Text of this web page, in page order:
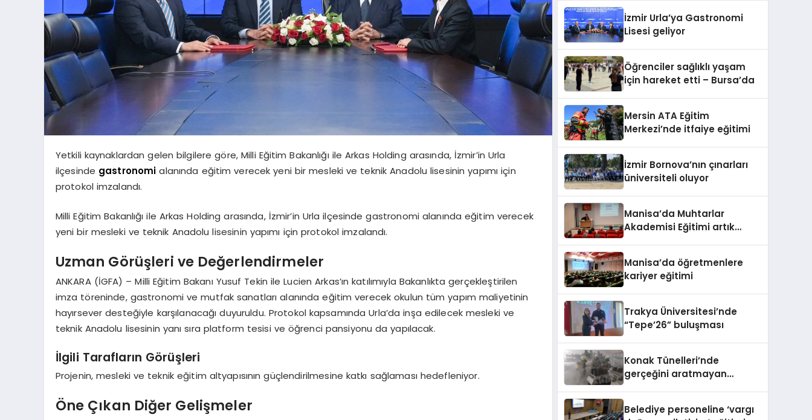
Yetkili kaynaklardan gelen bilgilere göre, Milli Eğitim Bakanlığı ile Arkas Holding arasında, İzmir’in Urla
ilçesinde gastronomi alanında eğitim verecek yeni bir mesleki ve teknik Anadolu lisesinin yapımı için
protokol imzalandı.
Milli Eğitim Bakanlığı ile Arkas Holding arasında, İzmir’in Urla ilçesinde gastronomi alanında eğitim verecek
yeni bir mesleki ve teknik Anadolu lisesinin yapımı için protokol imzalandı.
Uzman Görüşleri ve Değerlendirmeler
ANKARA (İGFA) – Milli Eğitim Bakanı Yusuf Tekin ile Lucien Arkas’ın katılımıyla Bakanlıkta gerçekleştirilen
imza töreninde, gastronomi ve mutfak sanatları alanında eğitim verecek okulun tüm yapım maliyetinin
hayırsever desteğiyle karşılanacağı duyuruldu. Protokol kapsamında Urla’da inşa edilecek mesleki ve
teknik Anadolu lisesinin yanı sıra platform tesisi ve öğrenci pansiyonu da yapılacak.
İlgili Tarafların Görüşleri
Projenin, mesleki ve teknik eğitim altyapısının güçlendirilmesine katkı sağlaması hedefleniyor.
Öne Çıkan Diğer Gelişmeler
İzmir Urla’ya Gastronomi
Lisesi geliyor
Öğrenciler sağlıklı yaşam
için hareket etti – Bursa’da
Mersin ATA Eğitim
Merkezi’nde itfaiye eğitimi
İzmir Bornova’nın çınarları
üniversiteli oluyor
Manisa’da Muhtarlar
Akademisi Eğitimi artık
Manisa’da öğretmenlere
kariyer eğitimi
Trakya Üniversitesi’nde
“Tepe’26” buluşması
Konak Tünelleri’nde
gerçeğini aratmayan
Belediye personeline ‘vargı